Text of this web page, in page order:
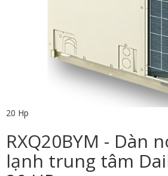
20 Hp
RXQ20BYM - Dàn
lạnh trung tâm